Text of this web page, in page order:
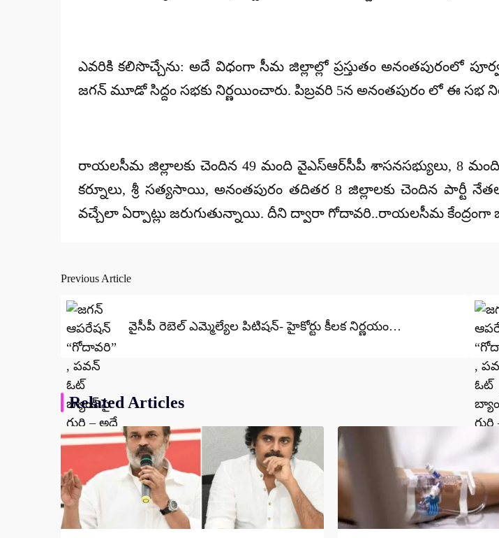
ఎవరికి కలిసొచ్చేను: అదే విధంగా సీమ జిల్లాల్లో ప్రస్తుతం అనంతపురంలో
జగన్ మూడో సిద్దం సభకు నిర్ణయించారు. పిబ్రవరి 5న అనంతపురం లో ఈ సభ
రాయలసీమ జిల్లాలకు చెందిన 49 మంది వైఎస్‌ఆర్‌సీపీ శాసనసభ్యులు, 8
కర్నూలు, శ్రీ సత్యసాయి, అనంతపురం తదితర 8 జిల్లాలకు చెందిన పార్టీ
వచ్చేలా ఏర్పాట్లు జరుగుతున్నాయి. దీని ద్వారా గోదావరి..రాయలసీమ కేంద్రంగా
Post
navigation
Previous Article
వైసీపీ రెబెల్ ఎమ్మెల్యేల పిటిషన్- హైకోర్టు కీలక నిర్ణయం…
Related Articles